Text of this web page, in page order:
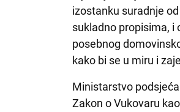
izostanku suradnje
sukladno propisima, i
posebnog
kako bi se u miru i
Ministarstvo
Zakon o Vukovaru